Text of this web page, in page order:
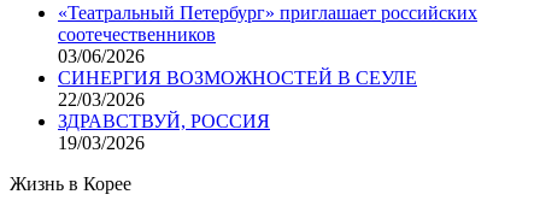
«Театральный Петербург» приглашает российских
соотечественников
03/06/2026
СИНЕРГИЯ ВОЗМОЖНОСТЕЙ В СЕУЛЕ
22/03/2026
ЗДРАВСТВУЙ, РОССИЯ
19/03/2026
Жизнь в Корее